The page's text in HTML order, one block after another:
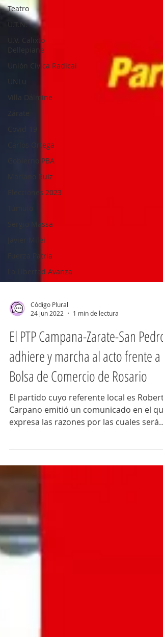
Teatro
U.T.N.
U.V. Calixto
Dellepiane
Unión Cívica Radical
UNLu
Villa Dálmine
Carlos Ortega
Gobierno PBA
Mariano Ruiz
Elecciones 2023
Sergio Massa
Javier Milei
Fuerza Patria
La Libertad Avanza
Código Plural
24 jun 2022
1 min de lectura
El PTP Campana-Zarate-San Pedro
adhiere y marcha al acto frente a la
Bolsa de Comercio de Rosario
Carpano emitió un comunicado en el que
expresa las razones por las cuales será